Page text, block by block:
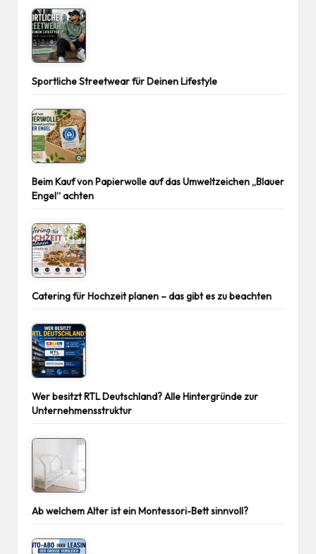
Sportliche Streetwear für Deinen Lifestyle
Beim Kauf von Papierwolle auf das Umweltzeichen „Blauer
Engel“ achten
Catering für Hochzeit planen – das gibt es zu beachten
Wer besitzt RTL Deutschland? Alle Hintergründe zur
Unternehmensstruktur
Ab welchem Alter ist ein Montessori-Bett sinnvoll?